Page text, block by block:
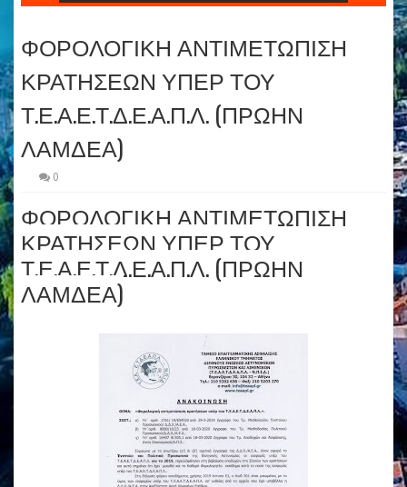
ΦΟΡΟΛΟΓΙΚΗ ΑΝΤΙΜΕΤΩΠΙΣΗ
ΚΡΑΤΗΣΕΩΝ ΥΠΕΡ ΤΟΥ
Τ.Ε.Α.Ε.Τ.Δ.Ε.Α.Π.Λ. (ΠΡΩΗΝ
ΛΑΜΔΕΑ)
0
ΦΟΡΟΛΟΓΙΚΗ ΑΝΤΙΜΕΤΩΠΙΣΗ
ΚΡΑΤΗΣΕΩΝ ΥΠΕΡ ΤΟΥ
Τ.Ε.Α.Ε.Τ.Δ.Ε.Α.Π.Λ. (ΠΡΩΗΝ
ΛΑΜΔΕΑ)